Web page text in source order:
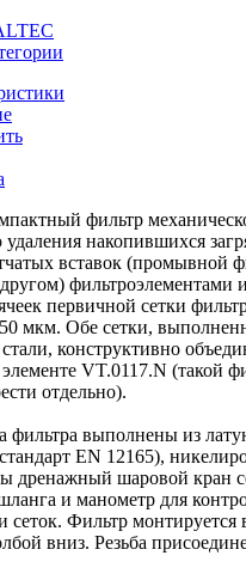
фильтр
накопившихся
вставок (промывной
фильтроэлементами
первичной сетки
мкм. Обе сетки,
конструктивно
VT.0117.N (такой
отдельно).
фильтра выполнены из
EN 12165),
дренажный шаровой кран
и манометр для
сеток. Фильтр монтируется
вниз. Резьба